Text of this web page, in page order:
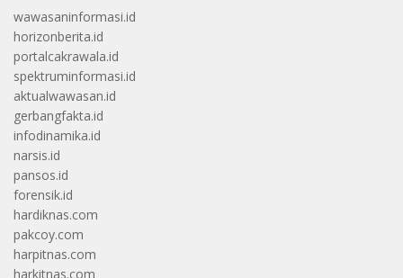
wawasaninformasi.id
horizonberita.id
portalcakrawala.id
spektruminformasi.id
aktualwawasan.id
gerbangfakta.id
infodinamika.id
narsis.id
pansos.id
forensik.id
hardiknas.com
pakcoy.com
harpitnas.com
harkitnas.com